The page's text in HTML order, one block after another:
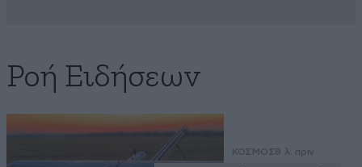
Ροή Ειδήσεων
ΚΟΣΜΟΣ8 λ. πριν